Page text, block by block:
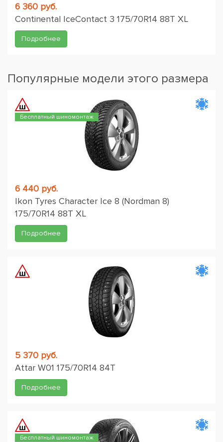
6 360 руб.
Continental IceContact 3 175/70R14 88T XL
Подробнее
Популярные модели этого размера
Бесплатный шиномонтаж
6 440 руб.
Ikon Tyres Character Ice 8 (Nordman 8)
175/70R14 88T XL
Подробнее
5 370 руб.
Attar W01 175/70R14 84T
Подробнее
Бесплатный шиномонтаж